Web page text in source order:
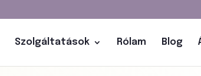
Szolgáltatások Rólam Blog